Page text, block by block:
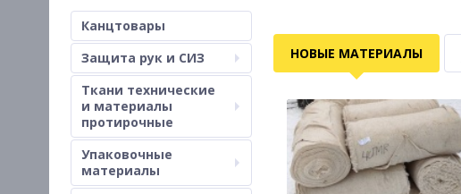
Канцтовары
Защита рук и СИЗ
Ткани технические
и материалы
протирочные
Упаковочные
материалы
НОВЫЕ МАТЕРИАЛЫ